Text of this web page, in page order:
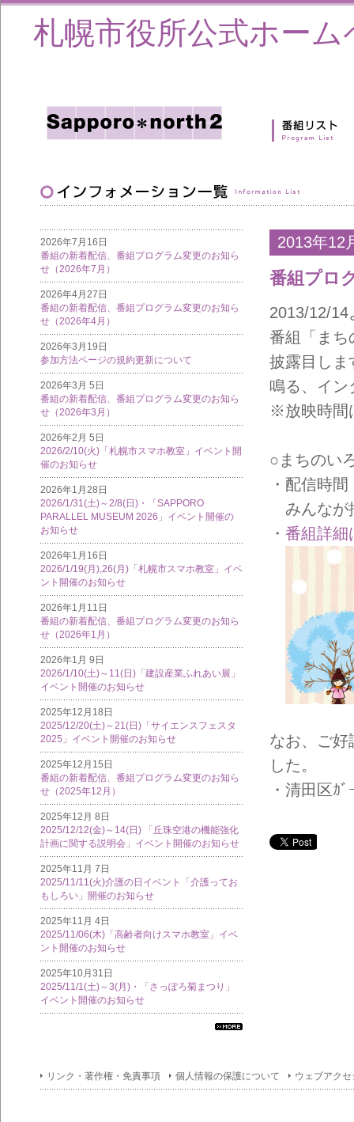
札幌市役所公式ホーム
2026年7月16日
番組の新着配信、番組プログラム変更のお知ら
せ（2026年7月）
2026年4月27日
番組の新着配信、番組プログラム変更のお知ら
せ（2026年4月）
2026年3月19日
参加方法ページの規約更新について
2026年3月 5日
番組の新着配信、番組プログラム変更のお知ら
せ（2026年3月）
2026年2月 5日
2026/2/10(火)「札幌市スマホ教室」イベント開
催のお知らせ
2026年1月28日
2026/1/31(土)～2/8(日)・「SAPPORO
PARALLEL MUSEUM 2026」イベント開催の
お知らせ
2026年1月16日
2026/1/19(月),26(月)「札幌市スマホ教室」イベ
ント開催のお知らせ
2026年1月11日
番組の新着配信、番組プログラム変更のお知ら
せ（2026年1月）
2026年1月 9日
2026/1/10(土)～11(日)「建設産業ふれあい展」
イベント開催のお知らせ
2025年12月18日
2025/12/20(土)～21(日)「サイエンスフェスタ
2025」イベント開催のお知らせ
2025年12月15日
番組の新着配信、番組プログラム変更のお知ら
せ（2025年12月）
2025年12月 8日
2025/12/12(金)～14(日) 「丘珠空港の機能強化
計画に関する説明会」イベント開催のお知らせ
2025年11月 7日
2025/11/11(火)介護の日イベント「介護ってお
もしろい」開催のお知らせ
2025年11月 4日
2025/11/06(木)「高齢者向けスマホ教室」イベ
ント開催のお知らせ
2025年10月31日
2025/11/1(土)～3(月)・「さっぽろ菊まつり」
イベント開催のお知らせ
フォ
メー
2013年12
番組プロ
2013/12/14
番組「まち
披露目しま
鳴る、イン
※放映時間
○まちのい
・配信時
みんなが
・ 番組詳細
なお、ご好
した。
・清田区ｶ
リンク・著作権・免責事項 個人情報の保護について ウェブアク